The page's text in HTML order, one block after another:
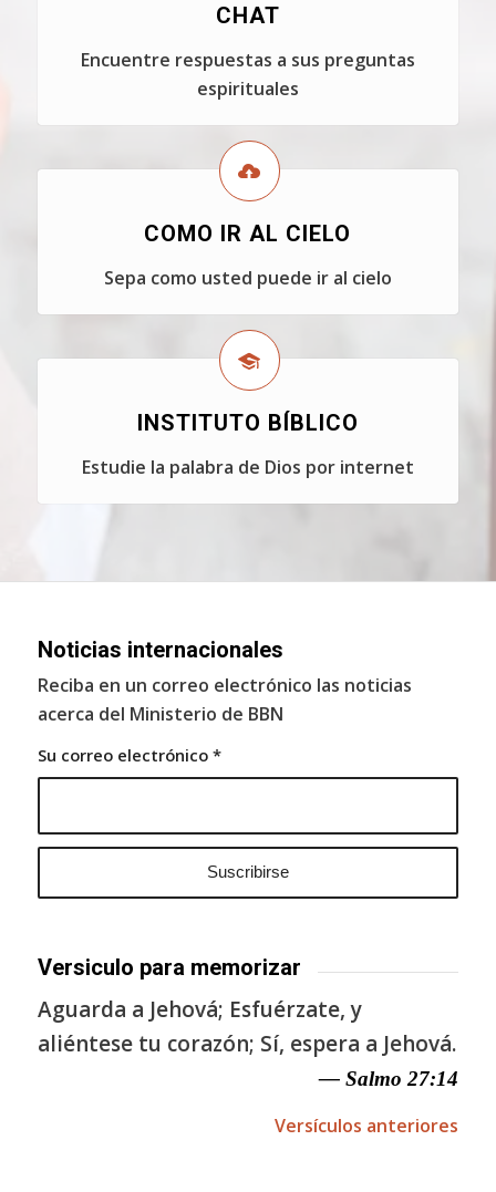
CHAT
Encuentre respuestas a sus preguntas
espirituales
COMO IR AL CIELO
Sepa como usted puede ir al cielo
INSTITUTO BÍBLICO
Estudie la palabra de Dios por internet
Noticias internacionales
Reciba en un correo electrónico las noticias
acerca del Ministerio de BBN
Su correo electrónico *
Versiculo para memorizar
Aguarda a Jehová; Esfuérzate, y
aliéntese tu corazón; Sí, espera a Jehová.
— Salmo 27:14
Versículos anteriores